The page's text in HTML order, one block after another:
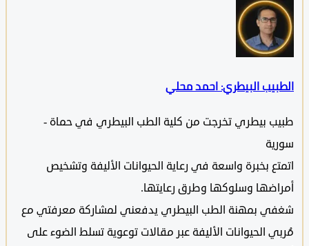
البيطري: احمد محلي
بيطري تخرجت من كلية الطب البيطري في حماة -
بخبرة واسعة في رعاية الحيوانات الأليفة وتشخيص
وسلوكها وطرق رعايتها.
بمهنة الطب البيطري يدفعني لمشاركة معرفتي مع
الحيوانات الأليفة عبر مقالات توعوية تسلط الضوء على